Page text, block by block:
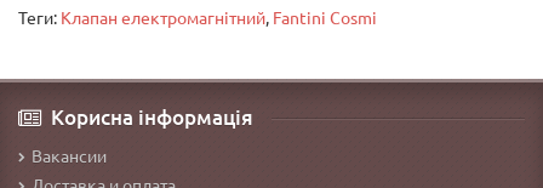
Теги: Клапан електромагнітний, Fantini Cosmi
Корисна інформація
Вакансии